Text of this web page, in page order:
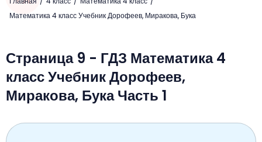
Математика 4 класс Учебник Дорофеев, Миракова, Бука
1 класс
Русский язык
Литературное чтение
Окружающий мир
Математика
Математика
Английский язык
Информатика
Литературное чтение
3 класс
Музыка
Окружающий мир
4 класс
Английский язык
Страница 9 - ГДЗ Математика 4
класс Учебник Дорофеев,
Миракова, Бука Часть 1